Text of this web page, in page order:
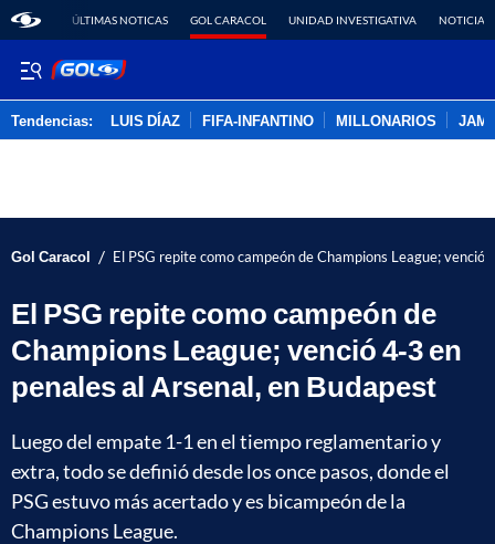
ÚLTIMAS NOTICAS GOL CARACOL UNIDAD INVESTIGATIVA NOTICIAS
Tendencias: LUIS DÍAZ FIFA-INFANTINO MILLONARIOS
Gol Caracol / El PSG repite como campeón de Champions League;
El PSG repite como campeón de
Champions League; venció 4-3 en
penales al Arsenal, en Budapest
Luego del empate 1-1 en el tiempo reglamentario y
extra, todo se definió desde los once pasos, donde el
PSG estuvo más acertado y es bicampeón de la
Champions League.